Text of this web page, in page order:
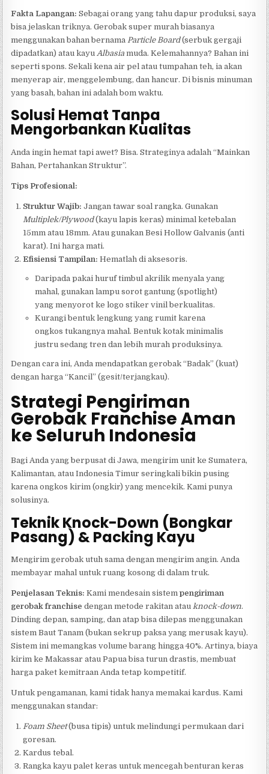
Fakta Lapangan: Sebagai orang yang tahu dapur produksi, saya
bisa jelaskan triknya. Gerobak super murah biasanya
menggunakan bahan bernamaParticle Board(serbuk gergaji
dipadatkan) atau kayuAlbasia muda. Kelemahannya? Bahan ini
seperti spons. Sekali kena air pel atau tumpahan teh, ia akan
menyerap air, menggelembung, dan hancur. Di bisnis minuman
yang basah, bahan ini adalah bom waktu.
Solusi Hemat Tanpa
Mengorbankan Kualitas
Anda ingin hemat tapi awet? Bisa. Strateginya adalah “Mainkan
Bahan, Pertahankan Struktur”.
Tips Profesional:
Struktur Wajib: Jangan tawar soal rangka. Gunakan
Multiplek/Plywood(kayu lapis keras) minimal ketebalan
15mm atau 18mm. Atau gunakan Besi Hollow Galvanis (anti
karat). Ini harga mati.
Efisiensi Tampilan: Hematlah di aksesoris.
Daripada pakai huruf timbul akrilik menyala yang
mahal, gunakan lampu sorot gantung (spotlight)
yang menyorot ke logo stiker vinil berkualitas.
Kurangi bentuk lengkung yang rumit karena
ongkos tukangnya mahal. Bentuk kotak minimalis
justru sedang tren dan lebih murah produksinya.
Dengan cara ini, Anda mendapatkan gerobak “Badak” (kuat)
dengan harga “Kancil” (gesit/terjangkau).
Strategi Pengiriman
Gerobak Franchise Aman
ke Seluruh Indonesia
Bagi Anda yang berpusat di Jawa, mengirim unit ke Sumatera,
Kalimantan, atau Indonesia Timur seringkali bikin pusing
karena ongkos kirim (ongkir) yang mencekik. Kami punya
solusinya.
Teknik Knock-Down (Bongkar
Pasang) & Packing Kayu
Mengirim gerobak utuh sama dengan mengirim angin. Anda
membayar mahal untuk ruang kosong di dalam truk.
Penjelasan Teknis: Kami mendesain sistempengiriman
gerobak franchise dengan metode rakitan atauknock-down.
Dinding depan, samping, dan atap bisa dilepas menggunakan
sistem Baut Tanam (bukan sekrup paksa yang merusak kayu).
Sistem ini memangkas volume barang hingga 40%. Artinya, biaya
kirim ke Makassar atau Papua bisa turun drastis, membuat
harga paket kemitraan Anda tetap kompetitif.
Untuk pengamanan, kami tidak hanya memakai kardus. Kami
menggunakan standar:
Foam Sheet(busa tipis) untuk melindungi permukaan dari
goresan.
Kardus tebal.
Rangka kayu palet keras untuk mencegah benturan keras